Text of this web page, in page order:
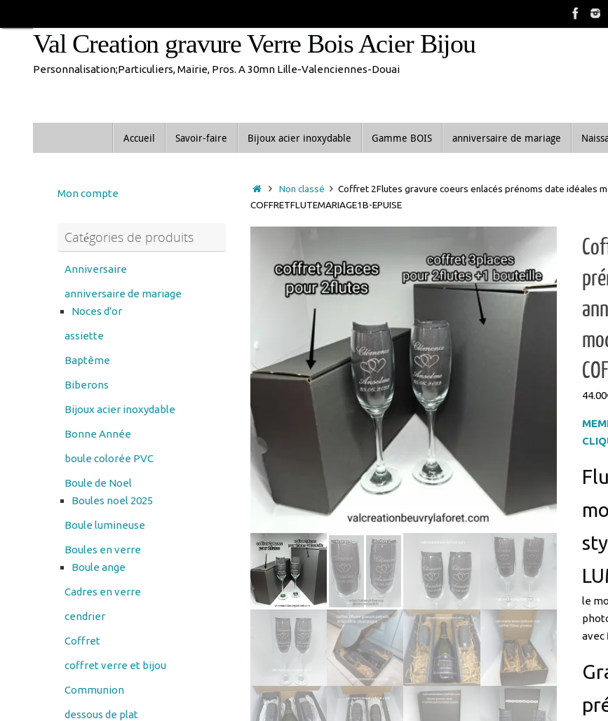
En congés jusque 18 aout inclus. Vous pouvez commander, les commandes
au
contenuVal Creation gravure Verre Bois Acier Bijou
Personnalisation;Particuliers, Mairie, Pros. A 30mn Lille-Valenciennes-Douai
Accueil Savoir-faire Bijoux acier inoxydable Gamme BOIS anniversaire de mariage
AccueilNon classé
Coffret 2Flutes gravure coeurs enlacés prénoms date idéales
COFFRETFLUTEMARIAGE1B-EPUISE
44.00
le
avec
Mon compte
Catégories de produits
Anniversaire
anniversaire de mariage
Noces d'or
assiette
Baptême
Biberons
Bijoux acier inoxydable
Bonne Année
boule colorée PVC
Boule de Noel
Boules noel 2025
Boule lumineuse
Boules en verre
Boule ange
Cadres en verre
cendrier
Coffret
coffret verre et bijou
Communion
dessous de plat